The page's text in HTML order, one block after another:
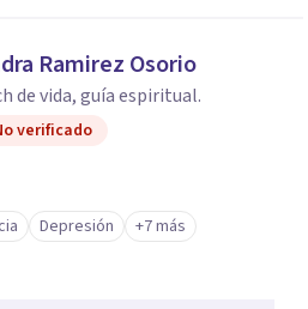
Ramirez Osorio
de vida, guía espiritual.
verificado
Depresión +7 más